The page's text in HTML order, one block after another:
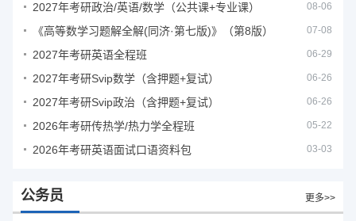
2027年考研政治/英语/数学（公共课+专业课） 08-06
《高等数学习题解全解(同济·第七版)》（第8版） 07-08
2027年考研英语全程班 06-29
2027年考研Svip数学（含押题+复试） 06-26
2027年考研Svip政治（含押题+复试） 06-26
2026年考研传热学/热力学全程班 05-22
2026年考研英语面试口语资料包 03-03
公务员 更多>>